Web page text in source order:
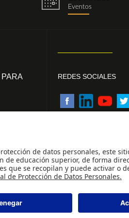
Eventos
PARA REDES SOCIALES